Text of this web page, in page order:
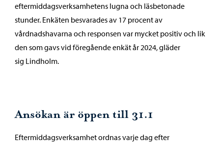
eftermiddagsverksamhetens lugna och läsbetonade
stunder. Enkäten besvarades av 17 procent av
vårdnadshavarna och responsen var mycket positiv och lik
den som gavs vid föregående enkät år 2024, gläder
sig Lindholm.
Ansökan är öppen till 31.1
Eftermiddagsverksamhet ordnas varje dag efter